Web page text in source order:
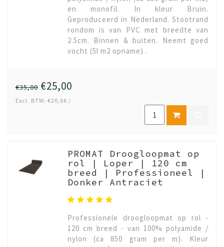
en monofil. In kleur Bruin.
Geproduceerd in Nederland. Stootrand
rondom is van PVC met breedte van
2.5cm. Binnen & buiten. Neemt goed
vocht (5l m2 opname) .
€35,00 €25,00
Excl. BTW: €20,66 /
PROMAT Droogloopmat op
rol | Loper | 120 cm
breed | Professioneel |
Donker Antraciet
Professionele droogloopmat op rol -
120 cm breed - van 100% polyamide /
nylon (ca 850 gram per m). Kleur